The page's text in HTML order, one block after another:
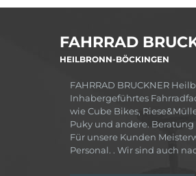
FAHRRAD
HEILBRONN-BÖCKINGEN
FAHRRAD BRUCKNER
Inhabergeführtes
wie Cube Bikes,
Puky und andere.
Für unsere Kunden
Personal. . Wir sind auch